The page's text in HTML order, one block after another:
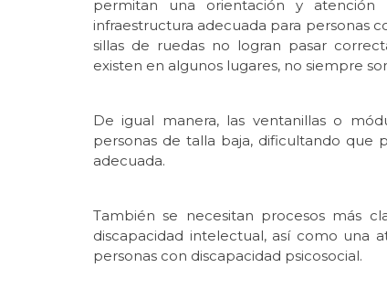
permitan una orientación y atención
infraestructura adecuada para personas
sillas de ruedas no logran pasar
existen en algunos lugares, no siempre
De igual manera, las ventanillas o
personas de talla baja, dificultando que
adecuada.
También se necesitan procesos más
discapacidad intelectual, así como una
personas con discapacidad psicosocial.